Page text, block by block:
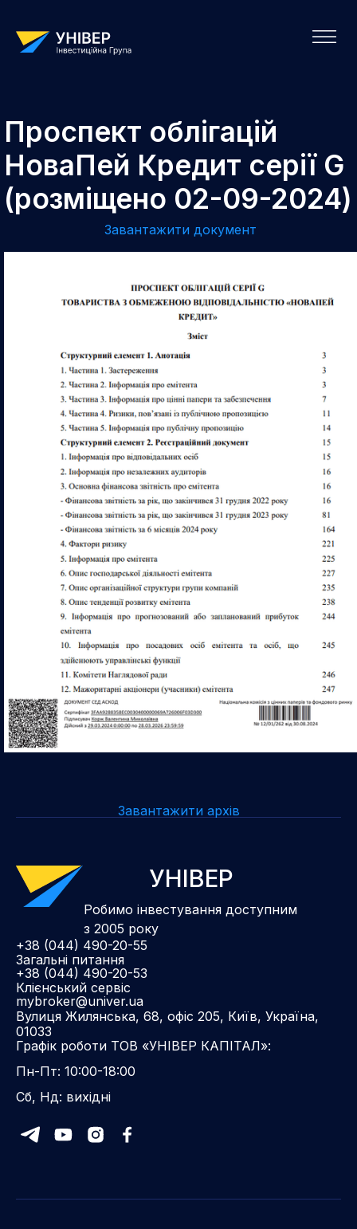
Проспект облігацій
НоваПей Кредит серії G
(розміщено 02-09-2024)
Завантажити документ
Завантажити архів
УНІВЕР
Робимо інвестування доступним
з 2005 року
+38 (044) 490-20-55
Загальні питання
+38 (044) 490-20-53
Клієнський сервіс
mybroker@univer.ua
Вулиця Жилянська, 68, офіс 205, Київ, Україна,
01033
Графік роботи ТОВ «УНІВЕР КАПІТАЛ»:
Пн-Пт: 10:00-18:00
Сб, Нд: вихідні